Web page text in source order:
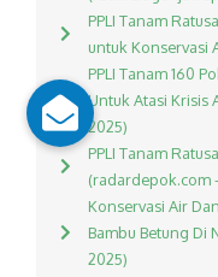
PPLI Tanam
untuk Konservasi
PPLI Tanam 160
Untuk Atasi Krisis
2025)
PPLI Tanam
(radardepok.com
Konservasi Air
Bambu Betung Di
2025)